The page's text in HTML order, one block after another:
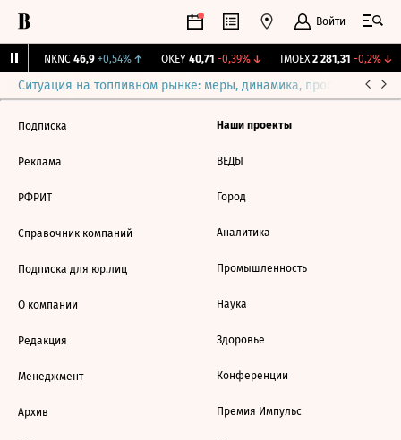
Войти
NKNC 46,9 +0,54%↑ OKEY 40,71 -0,39%↓ IMOEX 2 281,31 -0,2%↓
Ситуация на топливном рынке: меры, динамика, прогнозы
Подписка
Реклама
РФРИТ
Справочник компаний
Подписка для юр.лиц
О компании
Редакция
Менеджмент
Архив
Наши проекты
ВЕДЫ
Город
Аналитика
Промышленность
Наука
Здоровье
Конференции
Премия Импульс